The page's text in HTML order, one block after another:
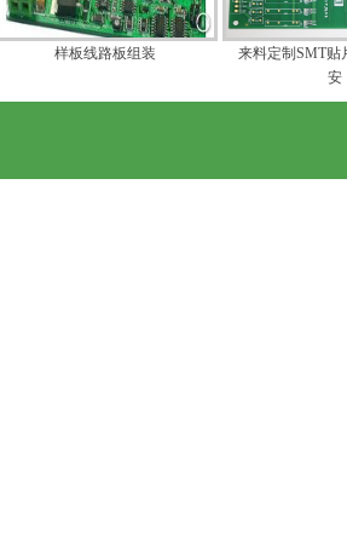
路板组装
来料定制SMT贴片加工-深圳宝